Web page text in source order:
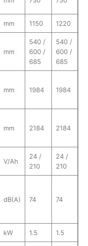
mm 1150 1220
mm
540 /
600 /
685
540 /
600 /
685
mm 1984 1984
mm 2184 2184
V/Ah
24 /
210
24 /
210
dB(A) 74 74
kW 1.5 1.5